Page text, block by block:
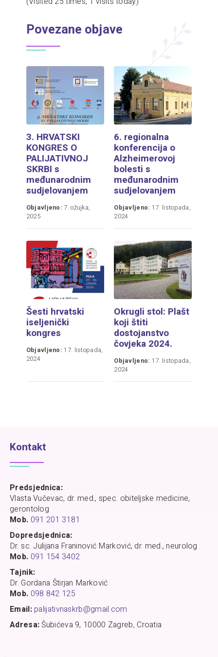
Povezane objave
3. HRVATSKI
KONGRES O
PALIJATIVNOJ
SKRBI s
međunarodnim
sudjelovanjem
Objavljeno: 7. ožujka,
2025
6. regionalna
konferencija o
Alzheimerovoj
bolesti s
međunarodnim
sudjelovanjem
Objavljeno: 17. listopada,
2024
Šesti hrvatski
iseljenički
kongres
Objavljeno: 17. listopada,
2024
Okrugli stol: Plašt
koji štiti
dostojanstvo
čovjeka 2024.
Objavljeno: 17. listopada,
2024
Kontakt
Predsjednica:
Vlasta Vučevac, dr. med., spec. obiteljske medicine,
gerontolog
Mob. 091 201 3181
Dopredsjednica:
Dr. sc. Julijana Franinović Marković, dr. med., neurolog
Mob. 091 154 3402
Tajnik:
Dr. Gordana Štirjan Marković
Mob. 098 842 125
Email:palijativnaskrb@gmail.com
Adresa:Šubićeva 9, 10000 Zagreb, Croatia